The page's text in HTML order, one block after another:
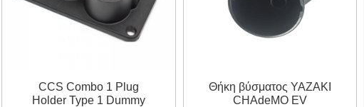
CCS Combo 1 Plug
Holder Type 1 Dummy
Θήκη βύσματος YAZAKI
CHAdeMO EV